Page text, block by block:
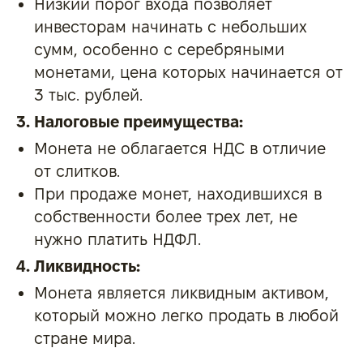
Низкий порог входа позволяет
инвесторам начинать с небольших
сумм, особенно с серебряными
монетами, цена которых начинается от
3 тыс. рублей.
3. Налоговые преимущества:
Монета не облагается НДС в отличие
от слитков.
При продаже монет, находившихся в
собственности более трех лет, не
нужно платить НДФЛ.
4. Ликвидность:
Монета является ликвидным активом,
который можно легко продать в любой
стране мира.